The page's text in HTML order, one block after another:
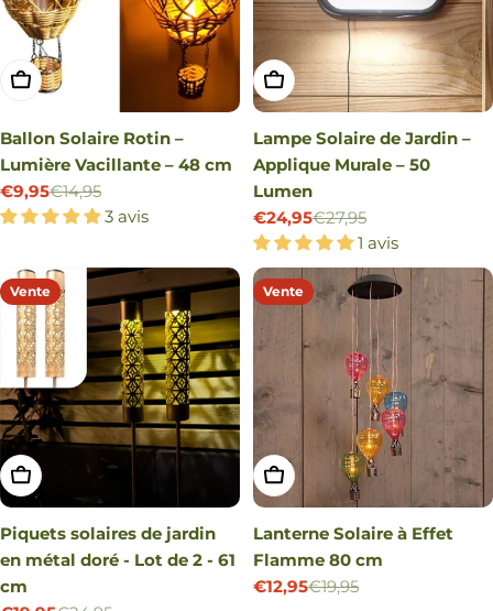
AJOUTER AU PANIER
Ballon Solaire Rotin –
Lumière Vacillante – 48 cm
Prix
vente
€9,95
Prix
€14,95
3 avis
AJOUTER AU PANIER
Lampe Solaire de Jardin –
Applique Murale – 50
Lumen
Prix
de
vente
€24,95
Prix
régulier
€27,95
1 avis
Vente
AJOUTER AU PANIER
Piquets solaires de jardin
en métal doré - Lot de 2 - 61
cm
Vente
AJOUTER AU PANIER
Lanterne Solaire à Effet
Flamme 80 cm
Prix
€12,95
Prix
€19,95